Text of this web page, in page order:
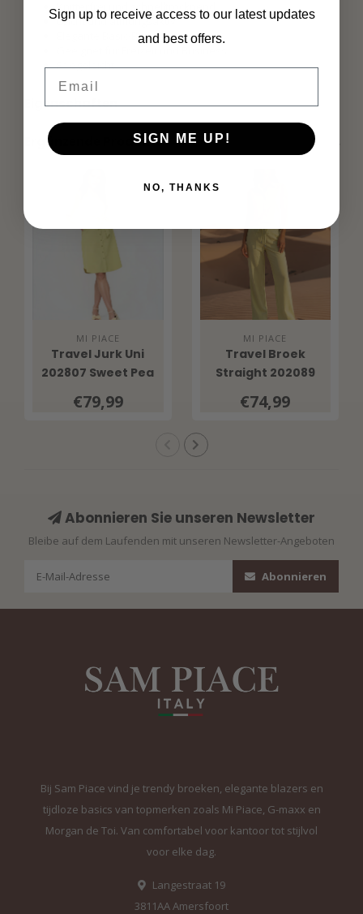
Knitterfrei und schnelltrocknend
Leicht und atmungsaktiv
Elegante Basic-Bluse
Pflegeleicht
Eigenschaften
Ergänzende Produkte
MI PIACE
Travel Jurk Uni
202807 Sweet Pea
€79,99
MI PIACE
Travel Broek
Straight 202089
€74,99
Abonnieren Sie unseren Newsletter
Bleibe auf dem Laufenden mit unseren Newsletter-Angeboten
Abonnieren
Bij Sam Piace vind je trendy broeken, elegante blazers en
tijdloze basics van topmerken zoals Mi Piace, G-maxx en
Morgan de Toi. Van comfortabel voor kantoor tot stijlvol
voor elke dag.
Langestraat 19
3811AA Amersfoort
Sign up to receive access to our latest updates
and best offers.
SIGN ME UP!
NO, THANKS